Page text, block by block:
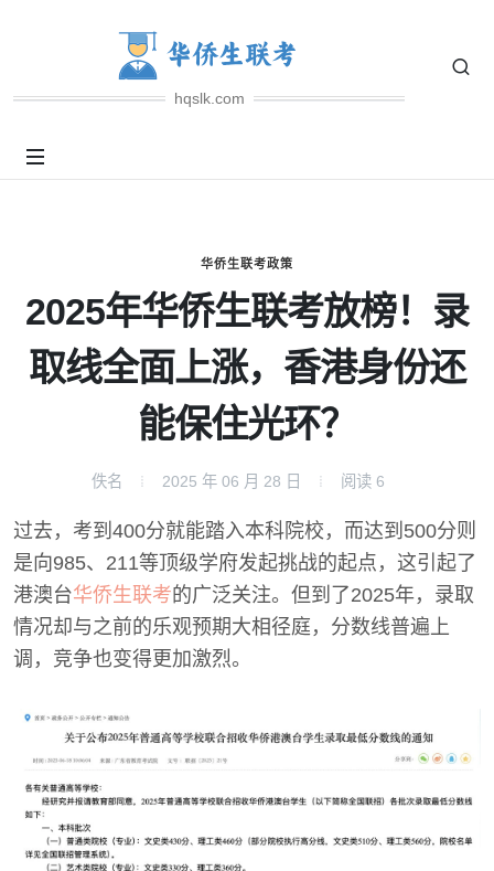
hqslk.com
华侨生联考政策
2025年华侨生联考放榜！录
取线全面上涨，香港身份还
能保住光环？
佚名 2025 年 06 月 28 日 阅读 6
过去，考到400分就能踏入本科院校，而达到500分则
是向985、211等顶级学府发起挑战的起点，这引起了
港澳台华侨生联考的广泛关注。但到了2025年，录取
情况却与之前的乐观预期大相径庭，分数线普遍上
调，竞争也变得更加激烈。